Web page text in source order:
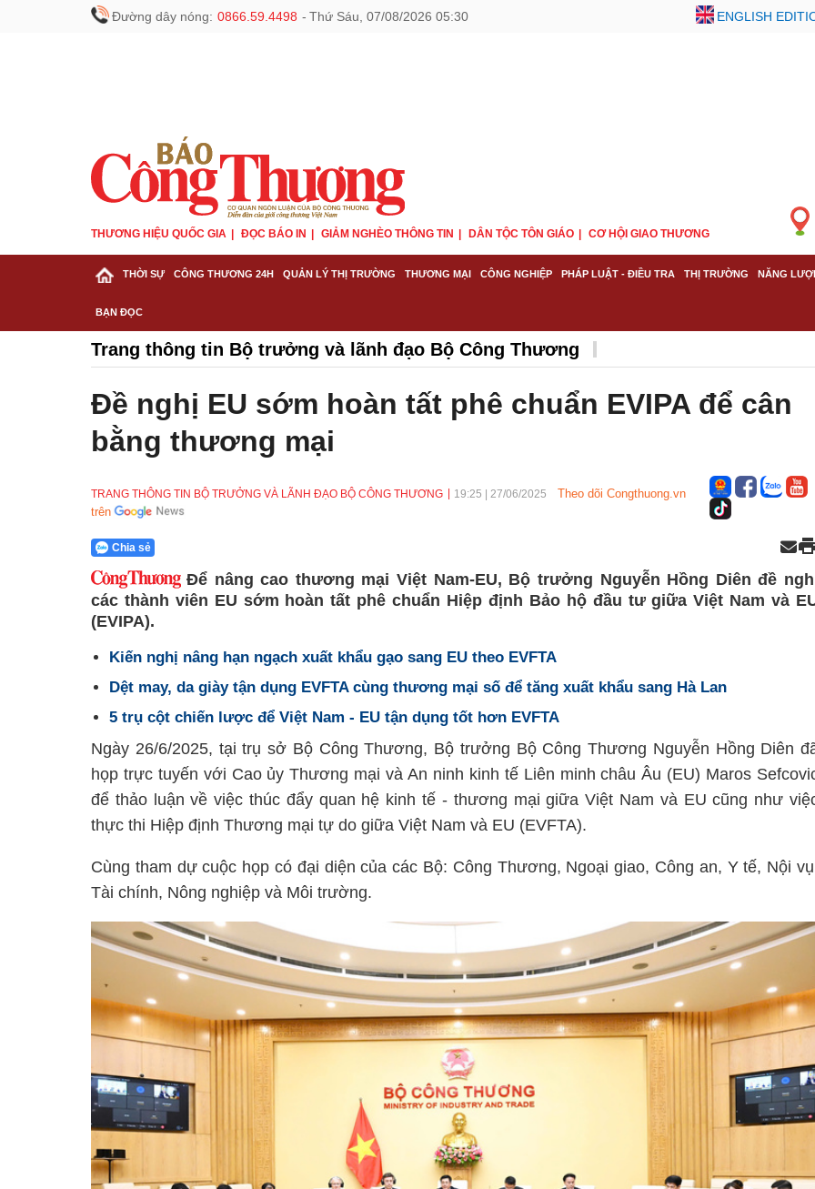
Đường dây nóng: 0866.59.4498 - Thứ Sáu, 07/08/2026 05:30 ENGLISH
THƯƠNG HIỆU QUỐC GIA ĐỌC BÁO IN GIẢM NGHÈO THÔNG TIN DÂN TỘC TÔN GIÁO CƠ HỘI GIAO THƯƠNG
THỜI SỰ CÔNG THƯƠNG 24H QUẢN LÝ THỊ TRƯỜNG THƯƠNG MẠI CÔNG NGHIỆP PHÁP LUẬT - ĐIỀU TRA THỊ TRƯỜNG NĂNG
BẠN ĐỌC
Trang thông tin Bộ trưởng và lãnh đạo Bộ Công Thương
Đề nghị EU sớm hoàn tất phê chuẩn EVIPA để cân
bằng thương mại
TRANG THÔNG TIN BỘ TRƯỞNG VÀ LÃNH ĐẠO BỘ CÔNG THƯƠNG 19:25 27/06/2025
Theo dõi Congthuong.vn
trên
Chia sẻ
Để nâng cao thương mại Việt Nam-EU, Bộ trưởng Nguyễn Hồng Diên đề
các thành viên EU sớm hoàn tất phê chuẩn Hiệp định Bảo hộ đầu tư giữa Việt Nam và
(EVIPA).
Kiến nghị nâng hạn ngạch xuất khẩu gạo sang EU theo EVFTA
Dệt may, da giày tận dụng EVFTA cùng thương mại số để tăng xuất khẩu sang Hà Lan
5 trụ cột chiến lược để Việt Nam - EU tận dụng tốt hơn EVFTA
Ngày 26/6/2025, tại trụ sở Bộ Công Thương, Bộ trưởng Bộ Công Thương Nguyễn Hồng Diên
họp trực tuyến với Cao ủy Thương mại và An ninh kinh tế Liên minh châu Âu (EU) Maros
để thảo luận về việc thúc đẩy quan hệ kinh tế - thương mại giữa Việt Nam và EU cũng như
thực thi Hiệp định Thương mại tự do giữa Việt Nam và EU (EVFTA).
Cùng tham dự cuộc họp có đại diện của các Bộ: Công Thương, Ngoại giao, Công an, Y tế, Nội
Tài chính, Nông nghiệp và Môi trường.